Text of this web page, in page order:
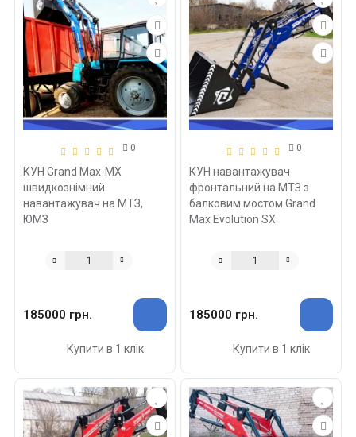
0
КУН Grand Max-MX
швидкознімний
навантажувач на МТЗ,
ЮМЗ
185000 грн.
Купити в 1 клік
0
КУН навантажувач
фронтальний на МТЗ з
балковим мостом Grand
Max Evolution SX
185000 грн.
Купити в 1 клік